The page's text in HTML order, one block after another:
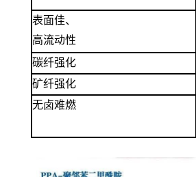
表面佳、
高流动性
碳纤强化
矿纤强化
无卤难燃